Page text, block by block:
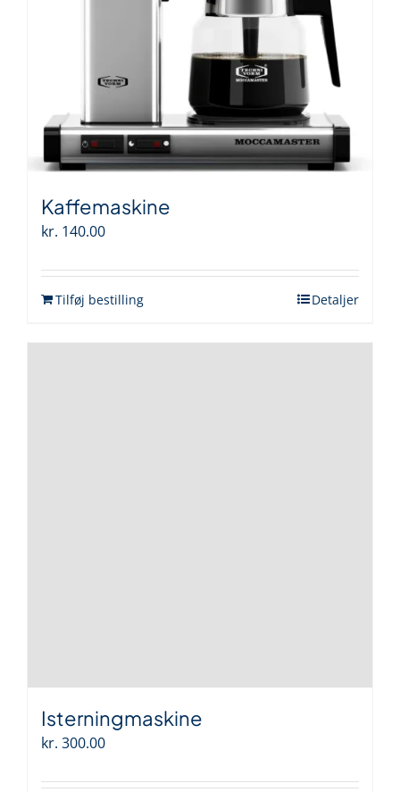
Kaffemaskine
kr. 140.00
Tilføj bestilling Detaljer
Isterningmaskine
kr. 300.00